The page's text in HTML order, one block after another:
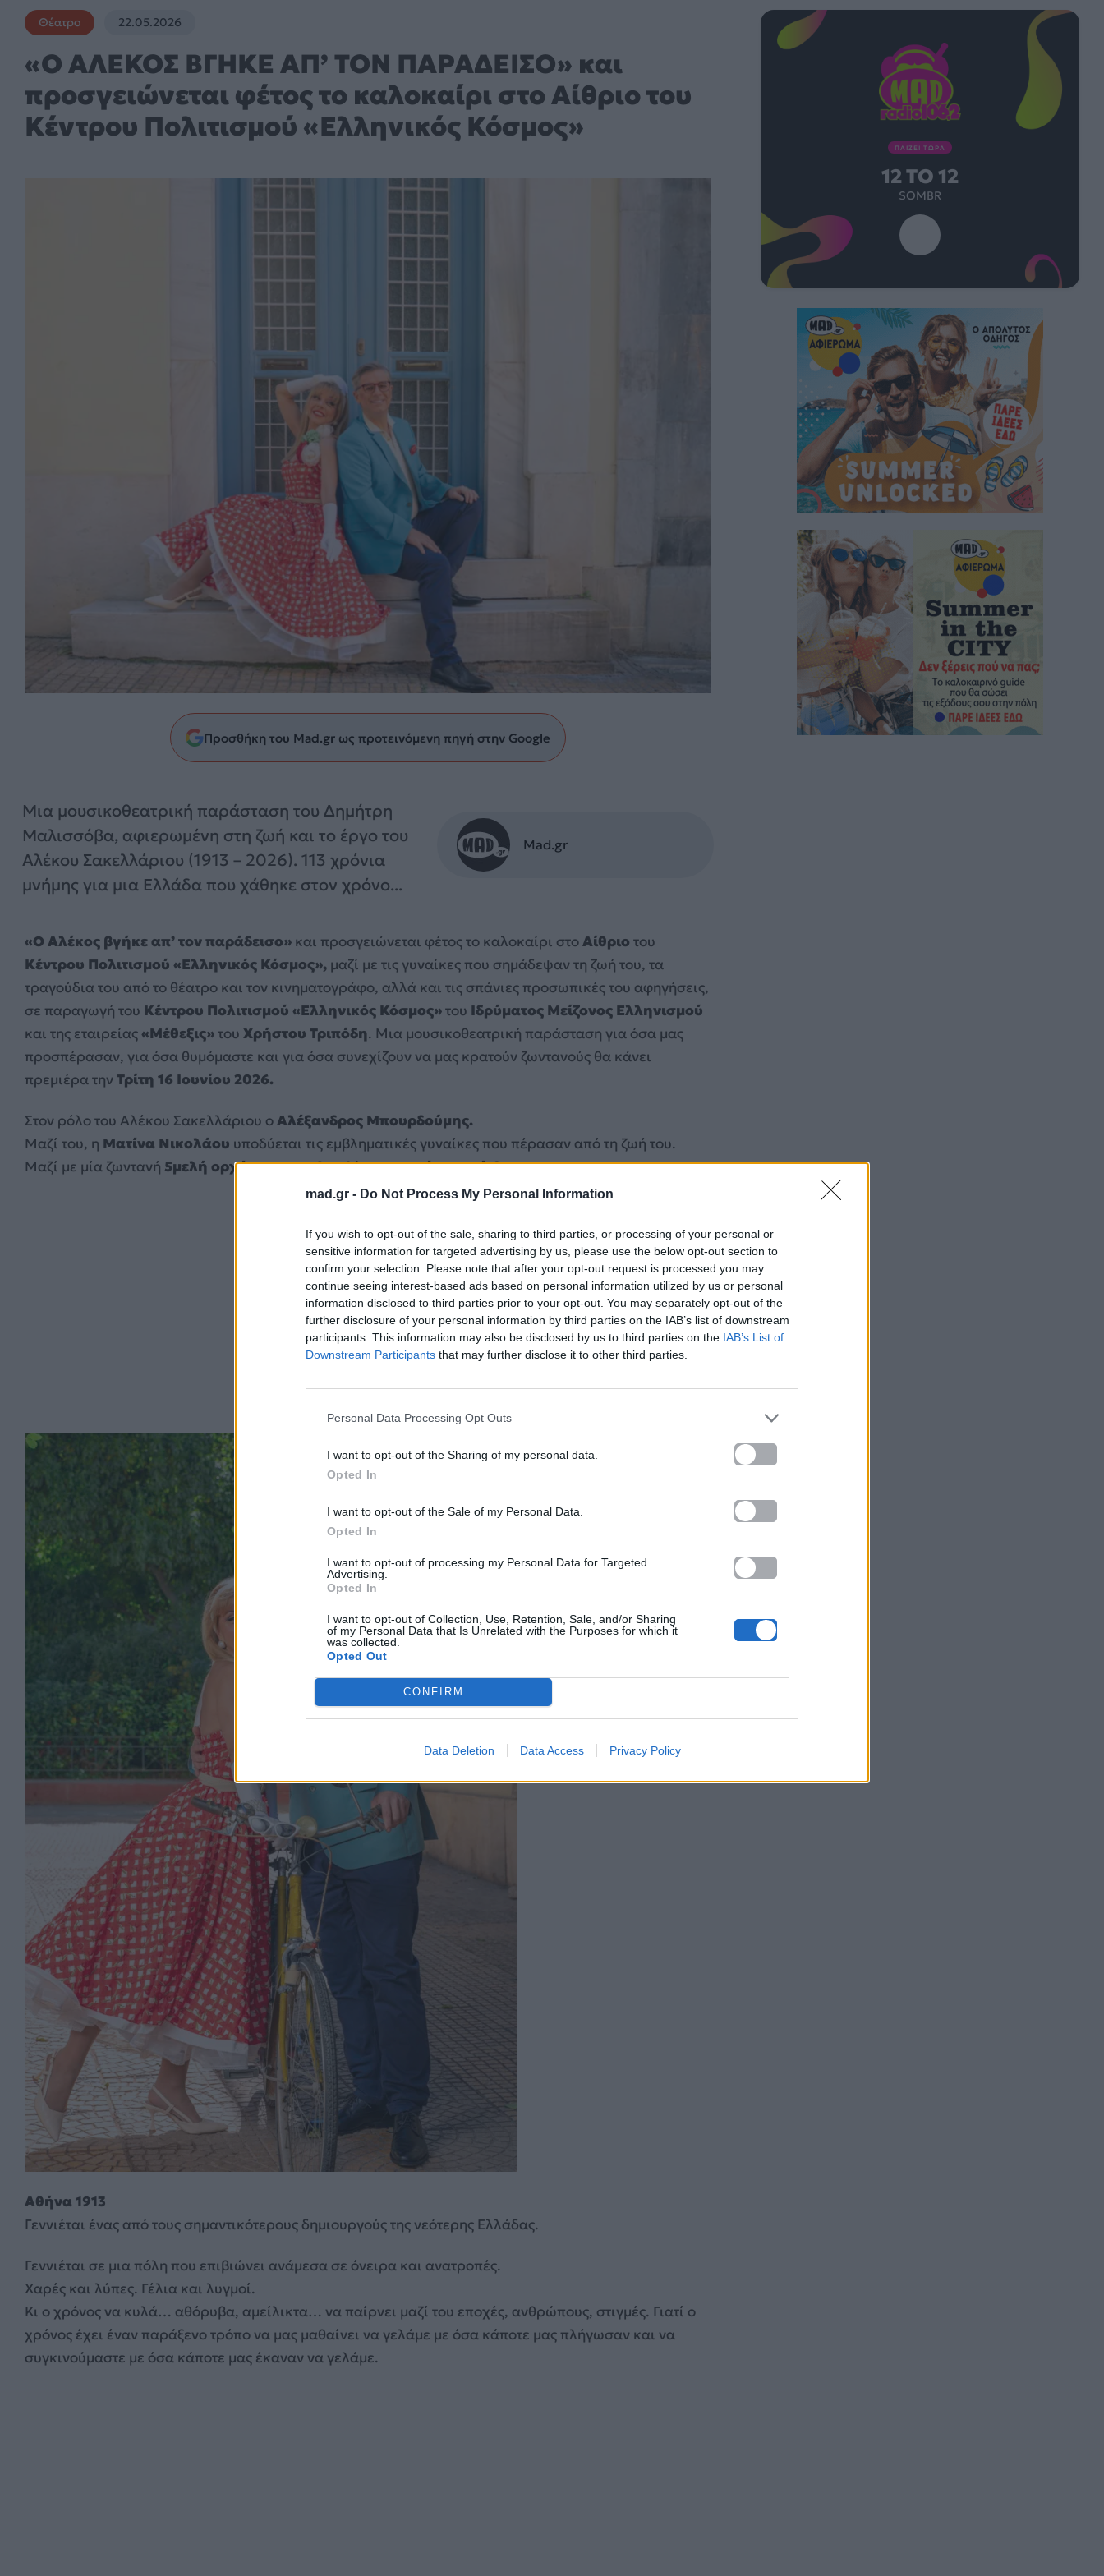
mad.gr - Do Not Process My Personal Information
If you wish to opt-out of the sale, sharing to third parties, or processing of your personal or
sensitive information for targeted advertising by us, please use the below opt-out section to
confirm your selection. Please note that after your opt-out request is processed you may
continue seeing interest-based ads based on personal information utilized by us or personal
information disclosed to third parties prior to your opt-out. You may separately opt-out of the
further disclosure of your personal information by third parties on the IAB’s list of downstream
participants. This information may also be disclosed by us to third parties on the IAB’s List of
Downstream Participants that may further disclose it to other third parties.
Personal Data Processing Opt Outs
I want to opt-out of the Sharing of my personal data.
Opted In
I want to opt-out of the Sale of my Personal Data.
Opted In
I want to opt-out of processing my Personal Data for Targeted
Advertising.
Opted In
I want to opt-out of Collection, Use, Retention, Sale, and/or Sharing
of my Personal Data that Is Unrelated with the Purposes for which it
was collected.
Opted Out
CONFIRM
Data Deletion Data Access Privacy Policy
Θέατρο 22.05.2026
«Ο ΑΛΕΚΟΣ ΒΓΗΚΕ ΑΠ’ ΤΟΝ ΠΑΡΑΔΕΙΣΟ» και
προσγειώνεται φέτος το καλοκαίρι στο Αίθριο του
Κέντρου Πολιτισμού «Ελληνικός Κόσμος»
Προσθήκη του Mad.gr ως προτεινόμενη πηγή στην Google
Μια μουσικοθεατρική παράσταση του Δημήτρη
Μαλισσόβα, αφιερωμένη στη ζωή και το έργο του
Αλέκου Σακελλάριου (1913 – 2026). 113 χρόνια
μνήμης για μια Ελλάδα που χάθηκε στον χρόνο...
Mad.gr
«Ο Αλέκος βγήκε απ’ τον παράδεισο» και προσγειώνεται φέτος το καλοκαίρι στοΑίθριο του
Κέντρου Πολιτισμού «Ελληνικός Κόσμος», μαζί με τις γυναίκες που σημάδεψαν τη ζωή του, τα
τραγούδια του από το θέατρο και τον κινηματογράφο, αλλά και τις σπάνιες προσωπικές του αφηγήσεις,
σε παραγωγή του Κέντρου Πολιτισμού «Ελληνικός Κόσμος»του Ιδρύματος Μείζονος Ελληνισμού
και της εταιρείας«Μέθεξις»του Χρήστου Τριπόδη. Μια μουσικοθεατρική παράσταση για όσα μας
προσπέρασαν, για όσα θυμόμαστε και για όσα συνεχίζουν να μας κρατούν ζωντανούς θα κάνει
πρεμιέρα τηνΤρίτη 16 Ιουνίου 2026.
Στον ρόλο του Αλέκου Σακελλάριου οΑλέξανδρος Μπουρδούμης.
Μαζί του, η Ματίνα Νικολάου υποδύεται τις εμβληματικές γυναίκες που πέρασαν από τη ζωή του.
Μαζί με μία ζωντανή 5μελή ορχήστραπου διευθύνει οΔημήτρης Κίκλης.
Αθήνα 1913
Γεννιέται ένας από τους σημαντικότερους δημιουργούς της νεότερης Ελλάδας.
Γεννιέται σε μια πόλη που επιβιώνει ανάμεσα σε όνειρα και ανατροπές.
Χαρές και λύπες. Γέλια και λυγμοί.
Κι ο χρόνος να κυλά… αθόρυβα, αμείλικτα… να παίρνει μαζί του εποχές, ανθρώπους, στιγμές. Γιατί ο
χρόνος έχει έναν παράξενο τρόπο να μας μαθαίνει να γελάμε με όσα κάποτε μας πλήγωσαν και να
συγκινούμαστε με όσα κάποτε μας έκαναν να γελάμε.
ΠΑΙΖΕΙ ΤΩΡΑ
12 TO 12
SOMBR